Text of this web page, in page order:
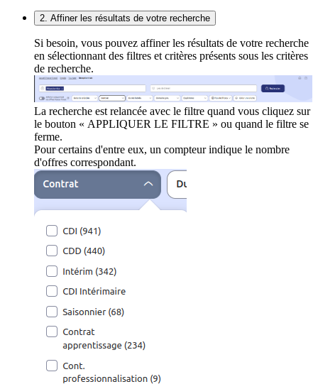
2. Affiner les résultats de votre recherche
Si besoin, vous pouvez affiner les résultats de votre recherche
en sélectionnant des filtres et critères présents sous les critères
de recherche.
La recherche est relancée avec le filtre quand vous cliquez sur
le bouton « APPLIQUER LE FILTRE » ou quand le filtre se
ferme.
Pour certains d'entre eux, un compteur indique le nombre
d'offres correspondant.